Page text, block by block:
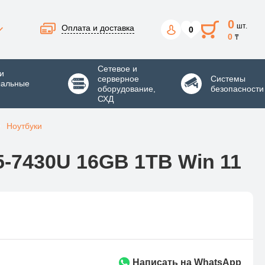
Оплата и доставка 0 0 шт.
0 ₸
Сетевое и
серверное
оборудование,
СХД
Системы
безопасности
Ноутбуки
16GB 1TB Win 11
Написать на WhatsApp